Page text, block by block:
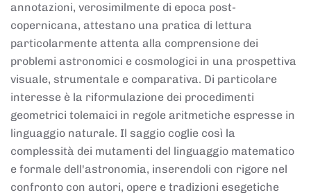
annotazioni, verosimilmente di epoca post-
copernicana, attestano una pratica di lettura
particolarmente attenta alla comprensione dei
problemi astronomici e cosmologici in una prospettiva
visuale, strumentale e comparativa. Di particolare
interesse è la riformulazione dei procedimenti
geometrici tolemaici in regole aritmetiche espresse in
linguaggio naturale. Il saggio coglie così la
complessità dei mutamenti del linguaggio matematico
e formale dell'astronomia, inserendoli con rigore nel
confronto con autori, opere e tradizioni esegetiche